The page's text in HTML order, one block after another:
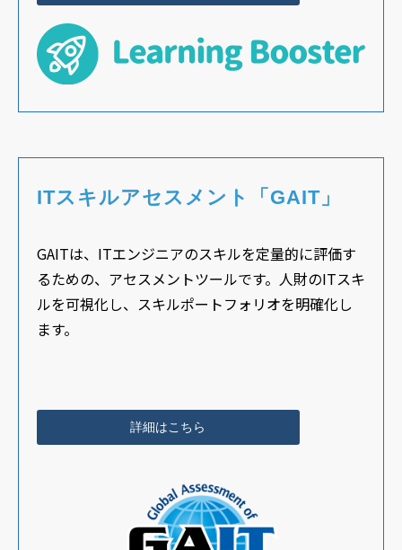
ITスキルアセスメント「GAIT」
GAITは、ITエンジニアのスキルを定量的に評価す
るための、アセスメントツールです。人財のITスキ
ルを可視化し、スキルポートフォリオを明確化し
ます。
詳細はこちら